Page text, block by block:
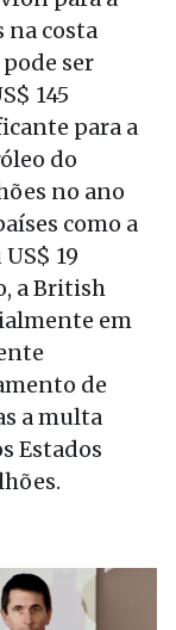
na costa
ser
145
para a
do
no ano
como a
19
a British
em
de
a multa
Estados